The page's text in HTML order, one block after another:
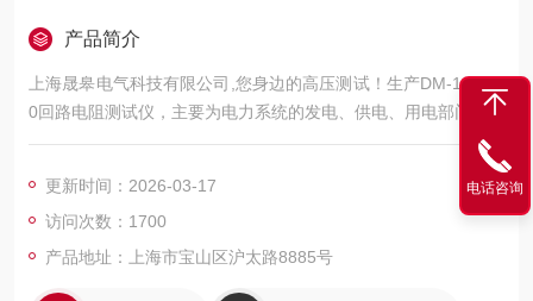
产品简介
上海晟皋电气科技有限公司,您身边的高压测试！生产DM-100/20
0回路电阻测试仪，主要为电力系统的发电、供电、用电部门，科
研机构与电力设备相关的生产企业，提供的高压试验设备和检测
更新时间：2026-03-17
访问次数：1700
产品地址：上海市宝山区沪太路8885号
电话咨询